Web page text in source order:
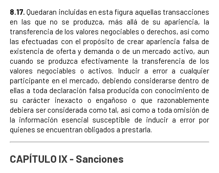
8.17. Quedaran incluidas en esta figura aquellas transacciones
en las que no se produzca, más allá de su apariencia, la
transferencia de los valores negociables o derechos, así como
las efectuadas con el propósito de crear apariencia falsa de
existencia de oferta y demanda o de un mercado activo, aun
cuando se produzca efectivamente la transferencia de los
valores negociables o activos. Inducir a error a cualquier
participante en el mercado, debiendo considerarse dentro de
ellas a toda declaración falsa producida con conocimiento de
su carácter inexacto o engañoso o que razonablemente
debiera ser considerada como tal, así como a toda omisión de
la información esencial susceptible de inducir a error por
quienes se encuentran obligados a prestarla.
CAPÍTULO IX - Sanciones